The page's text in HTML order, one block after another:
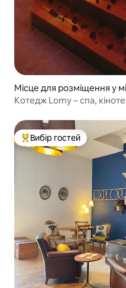
Місце для розміщення у
Котедж Lomy – спа,
Топ вибір гостей
Вибір гостей